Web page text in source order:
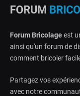
FORUM
Forum Bricolageest
ainsi qu'un forum de
comment bricoler
Partagez vos
avec notre